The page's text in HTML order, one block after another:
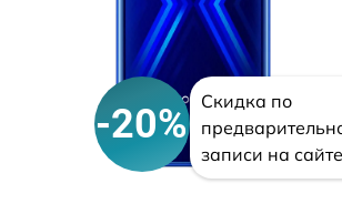
-20%
Скидка по
записи на сайте